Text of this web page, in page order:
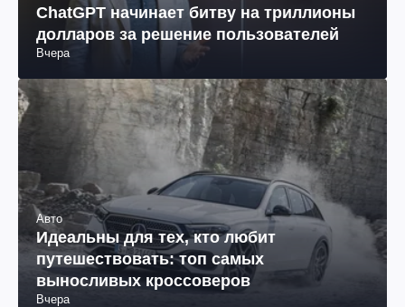
ChatGPT начинает битву на триллионы
долларов за решение пользователей
Вчера
Авто
Идеальны для тех, кто любит
путешествовать: топ самых
выносливых кроссоверов
Вчера